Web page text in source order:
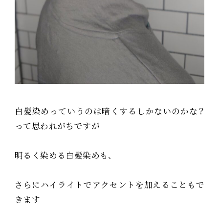
白髪染めっていうのは暗くするしかないのかな？
って思われがちですが
明るく染める白髪染めも、
さらにハイライトでアクセントを加えることもで
きます